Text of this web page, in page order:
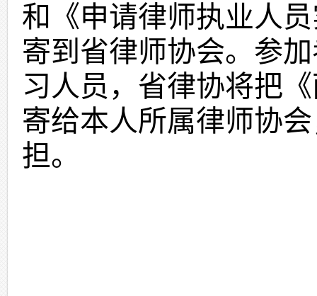
和《申请律师执业人
寄到省律师协会。参
习人员， 省律协将把
寄给本人所属律师协会
担。